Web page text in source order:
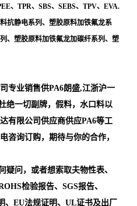
、TPR、SBS、SEBS、TPV、EVA.
抗静电系列、塑胶原料加铁氟龙系
、塑胶原料加铁氟龙加碳纤系列、塑
专业销售供PA6朗盛,江浙沪一
绝一切副牌，假料，水口料以
有限公司供应商供应PA6等工
咨询订购，期待与你的合作，
疑问，或者想索取夫物性表、
检验报告、SGS报告、
EU法规证明、UL证书及出厂